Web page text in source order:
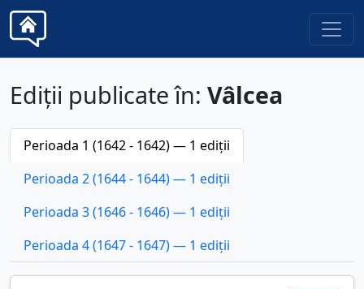
Ediții publicate în: Vâlcea
Perioada 1 (1642 - 1642) — 1 ediții
Perioada 2 (1644 - 1644) — 1 ediții
Perioada 3 (1646 - 1646) — 1 ediții
Perioada 4 (1647 - 1647) — 1 ediții